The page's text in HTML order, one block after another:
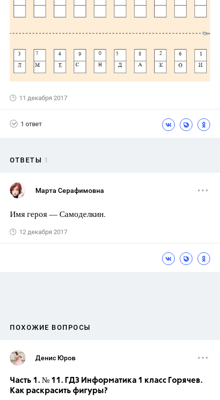
11 декабря 2017
1 ответ
ОТВЕТЫ 1
Марта Серафимовна
Имя героя — Самоделкин.
12 декабря 2017
ПОХОЖИЕ ВОПРОСЫ
Денис Юров
Часть 1. № 11. ГДЗ Информатика 1 класс Горячев.
Как раскрасить фигуры?